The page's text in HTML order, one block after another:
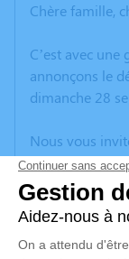
Chère famille,
C’est avec
annonçons le
dimanche 28
Nous vous
vos
anecdote ou
poèmes ou
d'expression
SEGUIN.